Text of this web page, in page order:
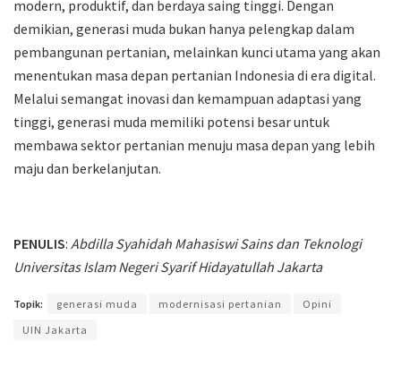
modern, produktif, dan berdaya saing tinggi. Dengan
demikian, generasi muda bukan hanya pelengkap dalam
pembangunan pertanian, melainkan kunci utama yang akan
menentukan masa depan pertanian Indonesia di era digital.
Melalui semangat inovasi dan kemampuan adaptasi yang
tinggi, generasi muda memiliki potensi besar untuk
membawa sektor pertanian menuju masa depan yang lebih
maju dan berkelanjutan.
PENULIS: Abdilla Syahidah Mahasiswi Sains dan Teknologi
Universitas Islam Negeri Syarif Hidayatullah Jakarta
Topik: generasi muda modernisasi pertanian
Opini
UIN Jakarta